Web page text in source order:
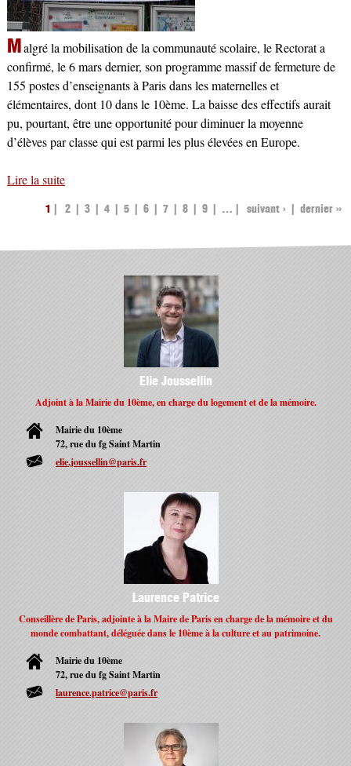
Malgré la mobilisation de la communauté scolaire, le Rectorat a
confirmé, le 6 mars dernier, son programme massif de fermeture de
155 postes d’enseignants à Paris dans les maternelles et
élémentaires, dont 10 dans le 10ème. La baisse des effectifs aurait
pu, pourtant, être une opportunité pour diminuer la moyenne
d’élèves par classe qui est parmi les plus élevées en Europe.
Lire la suite
PAGES
1 2 3 4 5 6 7 8 9 … suivant › dernier »
Elie Joussellin
Adjoint à la Mairie du 10ème, en charge du logement et de la mémoire.
Mairie du 10ème
72, rue du fg Saint Martin
elie.joussellin@paris.fr
Laurence Patrice
Conseillère de Paris, adjointe à la Maire de Paris en charge de la mémoire et du
monde combattant, déléguée dans le 10ème à la culture et au patrimoine.
Mairie du 10ème
72, rue du fg Saint Martin
laurence.patrice@paris.fr